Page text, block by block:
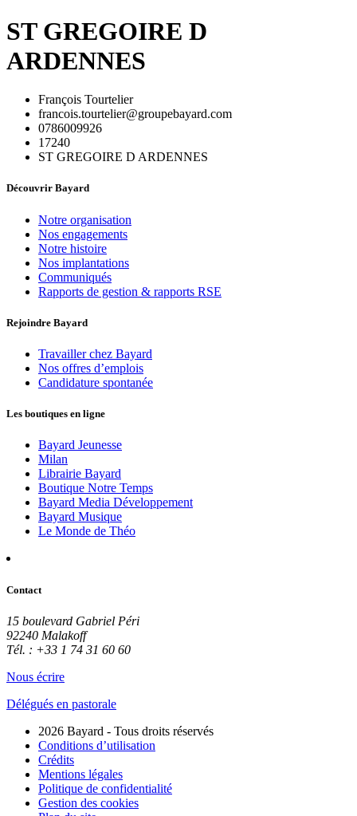
ST GREGOIRE D
ARDENNES
François Tourtelier
francois.tourtelier@groupebayard.com
0786009926
17240
ST GREGOIRE D ARDENNES
Découvrir Bayard
Notre organisation
Nos engagements
Notre histoire
Nos implantations
Communiqués
Rapports de gestion & rapports RSE
Rejoindre Bayard
Travailler chez Bayard
Nos offres d’emplois
Candidature spontanée
Les boutiques en ligne
Bayard Jeunesse
Milan
Librairie Bayard
Boutique Notre Temps
Bayard Media Développement
Bayard Musique
Le Monde de Théo
Contact
15 boulevard Gabriel Péri
92240 Malakoff
Tél. : +33 1 74 31 60 60
Nous écrire
Délégués en pastorale
2026 Bayard - Tous droits réservés
Conditions d’utilisation
Crédits
Mentions légales
Politique de confidentialité
Gestion des cookies